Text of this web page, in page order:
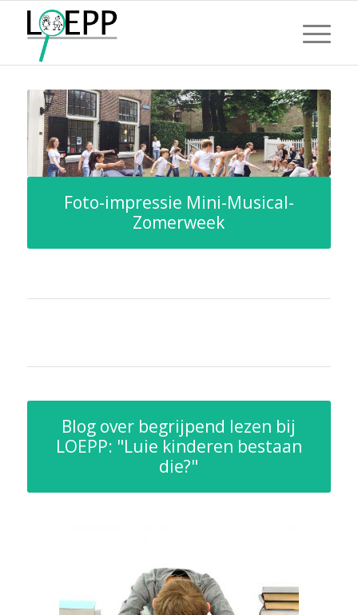
Foto-impressie Mini-Musical-
Zomerweek
Blog over begrijpend lezen bij
LOEPP: "Luie kinderen bestaan
die?"